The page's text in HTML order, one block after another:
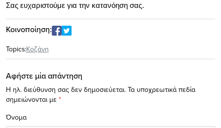
Σας ευχαριστούμε για την κατανόηση σας.
Κοινοποίηση:
Topics:Κοζάνη
Αφήστε μία απάντηση
Η ηλ. διεύθυνση σας δεν δημοσιεύεται. Τα υποχρεωτικά πεδία
σημειώνονται με *
Όνομα